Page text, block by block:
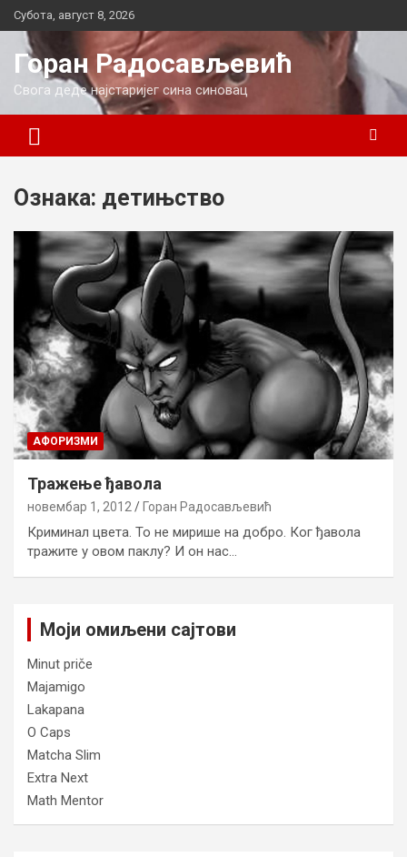
Skip
to
content
Субота, август 8, 2026
Горан Радосављевић
Свога деде најстаријег сина синовац
Ознака: детињство
AФОРИЗМИ
Тражење ђавола
новембар 1, 2012 Горан Радосављевић
Криминал цвета. То не мирише на добро. Ког ђавола
тражите у овом паклу? И он нас…
Моји омиљени сајтови
Minut priče
Majamigo
Lakapana
O Caps
Matcha Slim
Extra Next
Math Mentor